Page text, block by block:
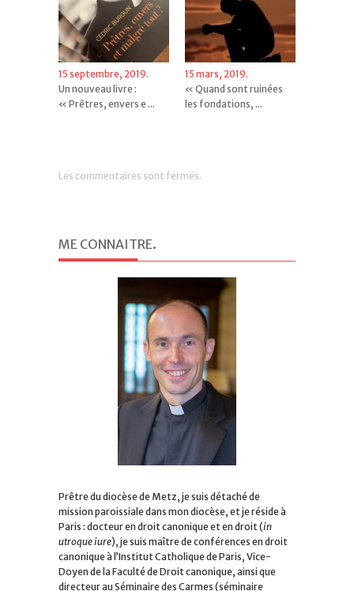
15 septembre, 2019.
Un nouveau livre :
« Prêtres, envers e ...
15 mars, 2019.
« Quand sont ruinées
les fondations, ...
Les commentaires sont fermés.
ME CONNAITRE.
Prêtre du diocèse de Metz, je suis détaché de
mission paroissiale dans mon diocèse, et je réside à
Paris : docteur en droit canonique et en droit (in
utroque iure), je suis maître de conférences en droit
canonique à l’Institut Catholique de Paris, Vice-
Doyen de la Faculté de Droit canonique, ainsi que
directeur au Séminaire des Carmes (séminaire